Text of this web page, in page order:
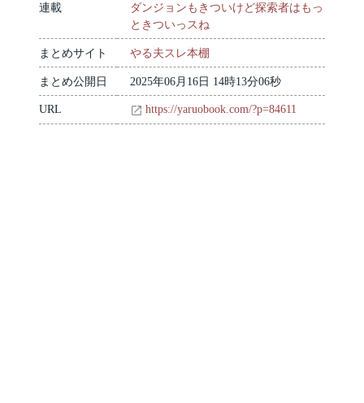
連載
ダンジョンもきついけど探索者はもっ
ときついっスね
まとめサイト やる夫スレ本棚
まとめ公開日 2025年06月16日 14時13分06秒
URL https://yaruobook.com/?p=84611